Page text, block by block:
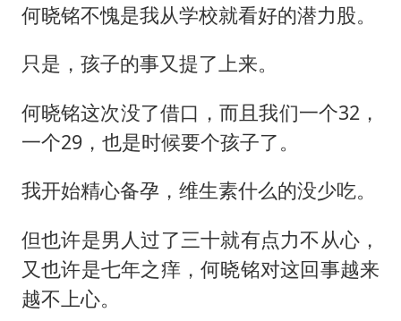
何晓铭不愧是我从学校就看好的潜力股。
只是，孩子的事又提了上来。
何晓铭这次没了借口，而且我们一个32，
一个29，也是时候要个孩子了。
我开始精心备孕，维生素什么的没少吃。
但也许是男人过了三十就有点力不从心，
又也许是七年之痒，何晓铭对这回事越来
越不上心。